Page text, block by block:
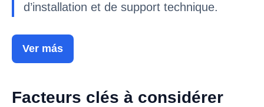
d’installation et de support technique.
Ver más
Facteurs clés à considérer